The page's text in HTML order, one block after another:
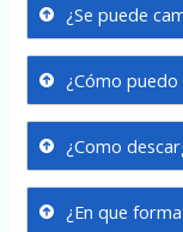
¿Se puede
¿Cómo
¿Como
¿En que